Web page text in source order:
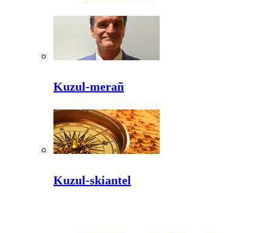
Kuzul-merañ
Kuzul-skiantel